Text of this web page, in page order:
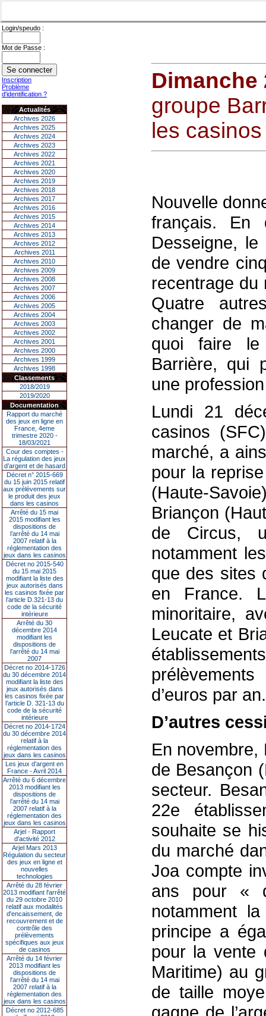
Login/speudo :
Mot de Passe :
Inscription
Problème
d'identification ?
Actualités
Archives 2026
Archives 2025
Archives 2024
Archives 2023
Archives 2022
Archives 2021
Archives 2020
Archives 2019
Archives 2018
Archives 2017
Archives 2016
Archives 2015
Archives 2014
Archives 2013
Archives 2012
Archives 2011
Archives 2010
Archives 2009
Archives 2008
Archives 2007
Archives 2006
Archives 2005
Archives 2004
Archives 2003
Archives 2002
Archives 2001
Archives 2000
Archives 1999
Archives 1998
Classements
2018/2019
2019/2020
Documentation
Rapport du marché
des jeux en ligne en
France, 4eme
trimestre 2020 -
18/03/2021
Cour des comptes -
La régulation des jeux
d’argent et de hasard
Décret n° 2015-669
du 15 juin 2015 relatif
aux prélèvements sur
le produit des jeux
dans les casinos
Arrêté du 15 mai
2015 modifiant les
dispositions de
l’arrêté du 14 mai
2007 relatif à la
réglementation des
jeux dans les casinos
Décret no 2015-540
du 15 mai 2015
modifiant la liste des
jeux autorisés dans
les casinos fixée par
l’article D.321-13 du
code de la sécurité
intérieure
Arrêté du 30
décembre 2014
modifiant les
dispositions de
l’arrêté du 14 mai
2007
Décret no 2014-1726
du 30 décembre 2014
modifiant la liste des
jeux autorisés dans
les casinos fixée par
l’article D. 321-13 du
code de la sécurité
intérieure
Décret no 2014-1724
du 30 décembre 2014
relatif à la
réglementation des
jeux dans les casinos
Les jeux d’argent en
France - Avril 2014
Arrêté du 6 décembre
2013 modifiant les
dispositions de
l’arrêté du 14 mai
2007 relatif à la
réglementation des
jeux dans les casinos
Arjel - Rapport
d'activité 2012
Arjel Mars 2013
Régulation du secteur
des jeux en ligne et
nouvelles
technologies
Arrêté du 28 février
2013 modifiant l'arrêté
du 29 octobre 2010
relatif aux modalités
d'encaissement, de
recouvrement et de
contrôle des
prélèvements
spécifiques aux jeux
de casinos
Arrêté du 14 février
2013 modifiant les
dispositions de
l'arrêté du 14 mai
2007 relatif à la
réglementation des
jeux dans les casinos
Décret no 2012-685
Dimanche
groupe
les casinos
Nouvelle
français. En
Desseigne,
de vendre
recentrage du
Quatre
changer de
quoi faire le
Barrière, qui
une
Lundi 21
casinos
marché, a
pour la
(Haute-
Briançon
de Circus,
notamment
que des sites
en France.
minoritaire,
Leucate et
d’euros par an.
D’autres
En novembre,
de Besançon
secteur.
22e
souhaite se
du marché
Joa compte
ans pour «
notamment
principe a
pour la vente
Maritime) au
de taille